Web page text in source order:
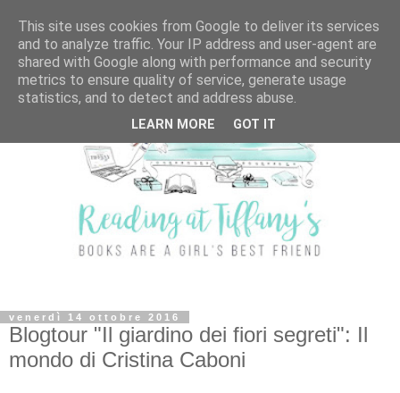
venerdì 14 ottobre 2016
Blogtour "Il giardino dei fiori segreti": Il
mondo di Cristina Caboni
This site uses cookies from Google to deliver its services
and to analyze traffic. Your IP address and user-agent are
shared with Google along with performance and security
metrics to ensure quality of service, generate usage
statistics, and to detect and address abuse.
LEARN MORE GOT IT